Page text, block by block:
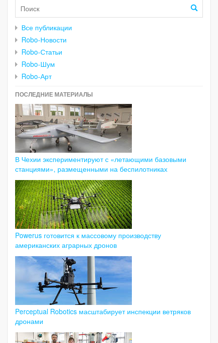
Все публикации
Robo-Новости
Robo-Статьи
Robo-Шум
Robo-Арт
ПОСЛЕДНИЕ МАТЕРИАЛЫ
В Чехии экспериментируют с «летающими базовыми
станциями», размещенными на беспилотниках
Powerus готовится к массовому производству
американских аграрных дронов
Perceptual Robotics масштабирует инспекции ветряков
дронами